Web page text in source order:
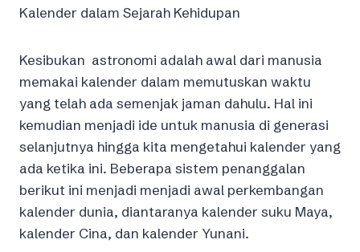
Kalender dalam Sejarah Kehidupan
Kesibukan astronomi adalah awal dari manusia
memakai kalender dalam memutuskan waktu
yang telah ada semenjak jaman dahulu. Hal ini
kemudian menjadi ide untuk manusia di generasi
selanjutnya hingga kita mengetahui kalender yang
ada ketika ini. Beberapa sistem penanggalan
berikut ini menjadi menjadi awal perkembangan
kalender dunia, diantaranya kalender suku Maya,
kalender Cina, dan kalender Yunani.